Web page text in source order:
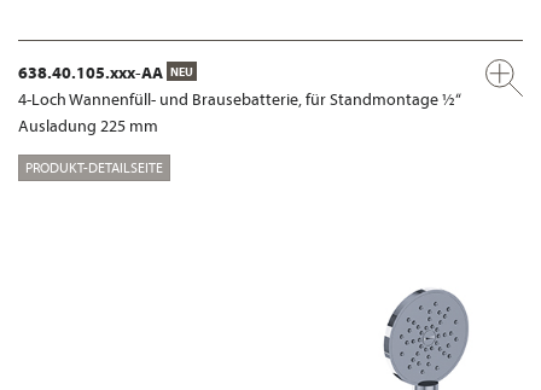
638.40.105.xxx-AA NEU
4-Loch Wannenfüll- und Brausebatterie, für Standmontage ½“
Ausladung 225 mm
PRODUKT-DETAILSEITE